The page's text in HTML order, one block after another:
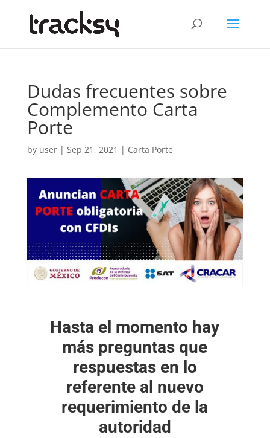
Dudas frecuentes sobre
Complemento Carta
Porte
by user| Sep 21, 2021 | Carta Porte
Hasta el momento hay
más preguntas que
respuestas en lo
referente al nuevo
requerimiento de la
autoridad